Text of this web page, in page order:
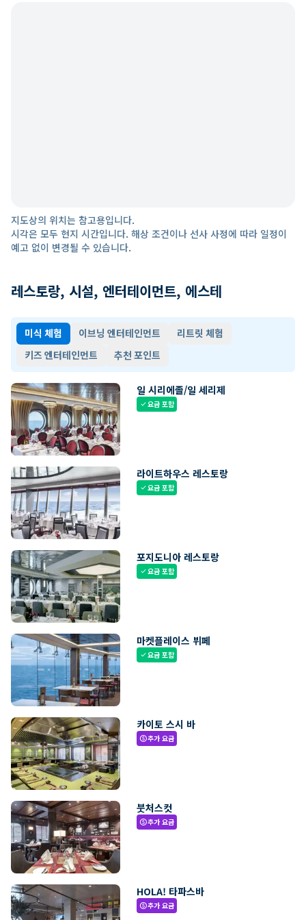
지도상의 위치는 참고용입니다.
시각은 모두 현지 시간입니다. 해상 조건이나 선사 사정에 따라 일정이
예고 없이 변경될 수 있습니다.
레스토랑, 시설, 엔터테이먼트, 에스테
미식 체험 이브닝 엔터테인먼트
리트릿 체험
키즈 엔터테인먼트
추천 포인트
일 시리에졸/일 세리제
check요금 포함
라이트하우스 레스토랑
check요금 포함
포지도니아 레스토랑
check요금 포함
마켓플레이스 뷔페
check요금 포함
카이토 스시 바
paid추가 요금
붓처스컷
paid추가 요금
HOLA! 타파스바
paid추가 요금